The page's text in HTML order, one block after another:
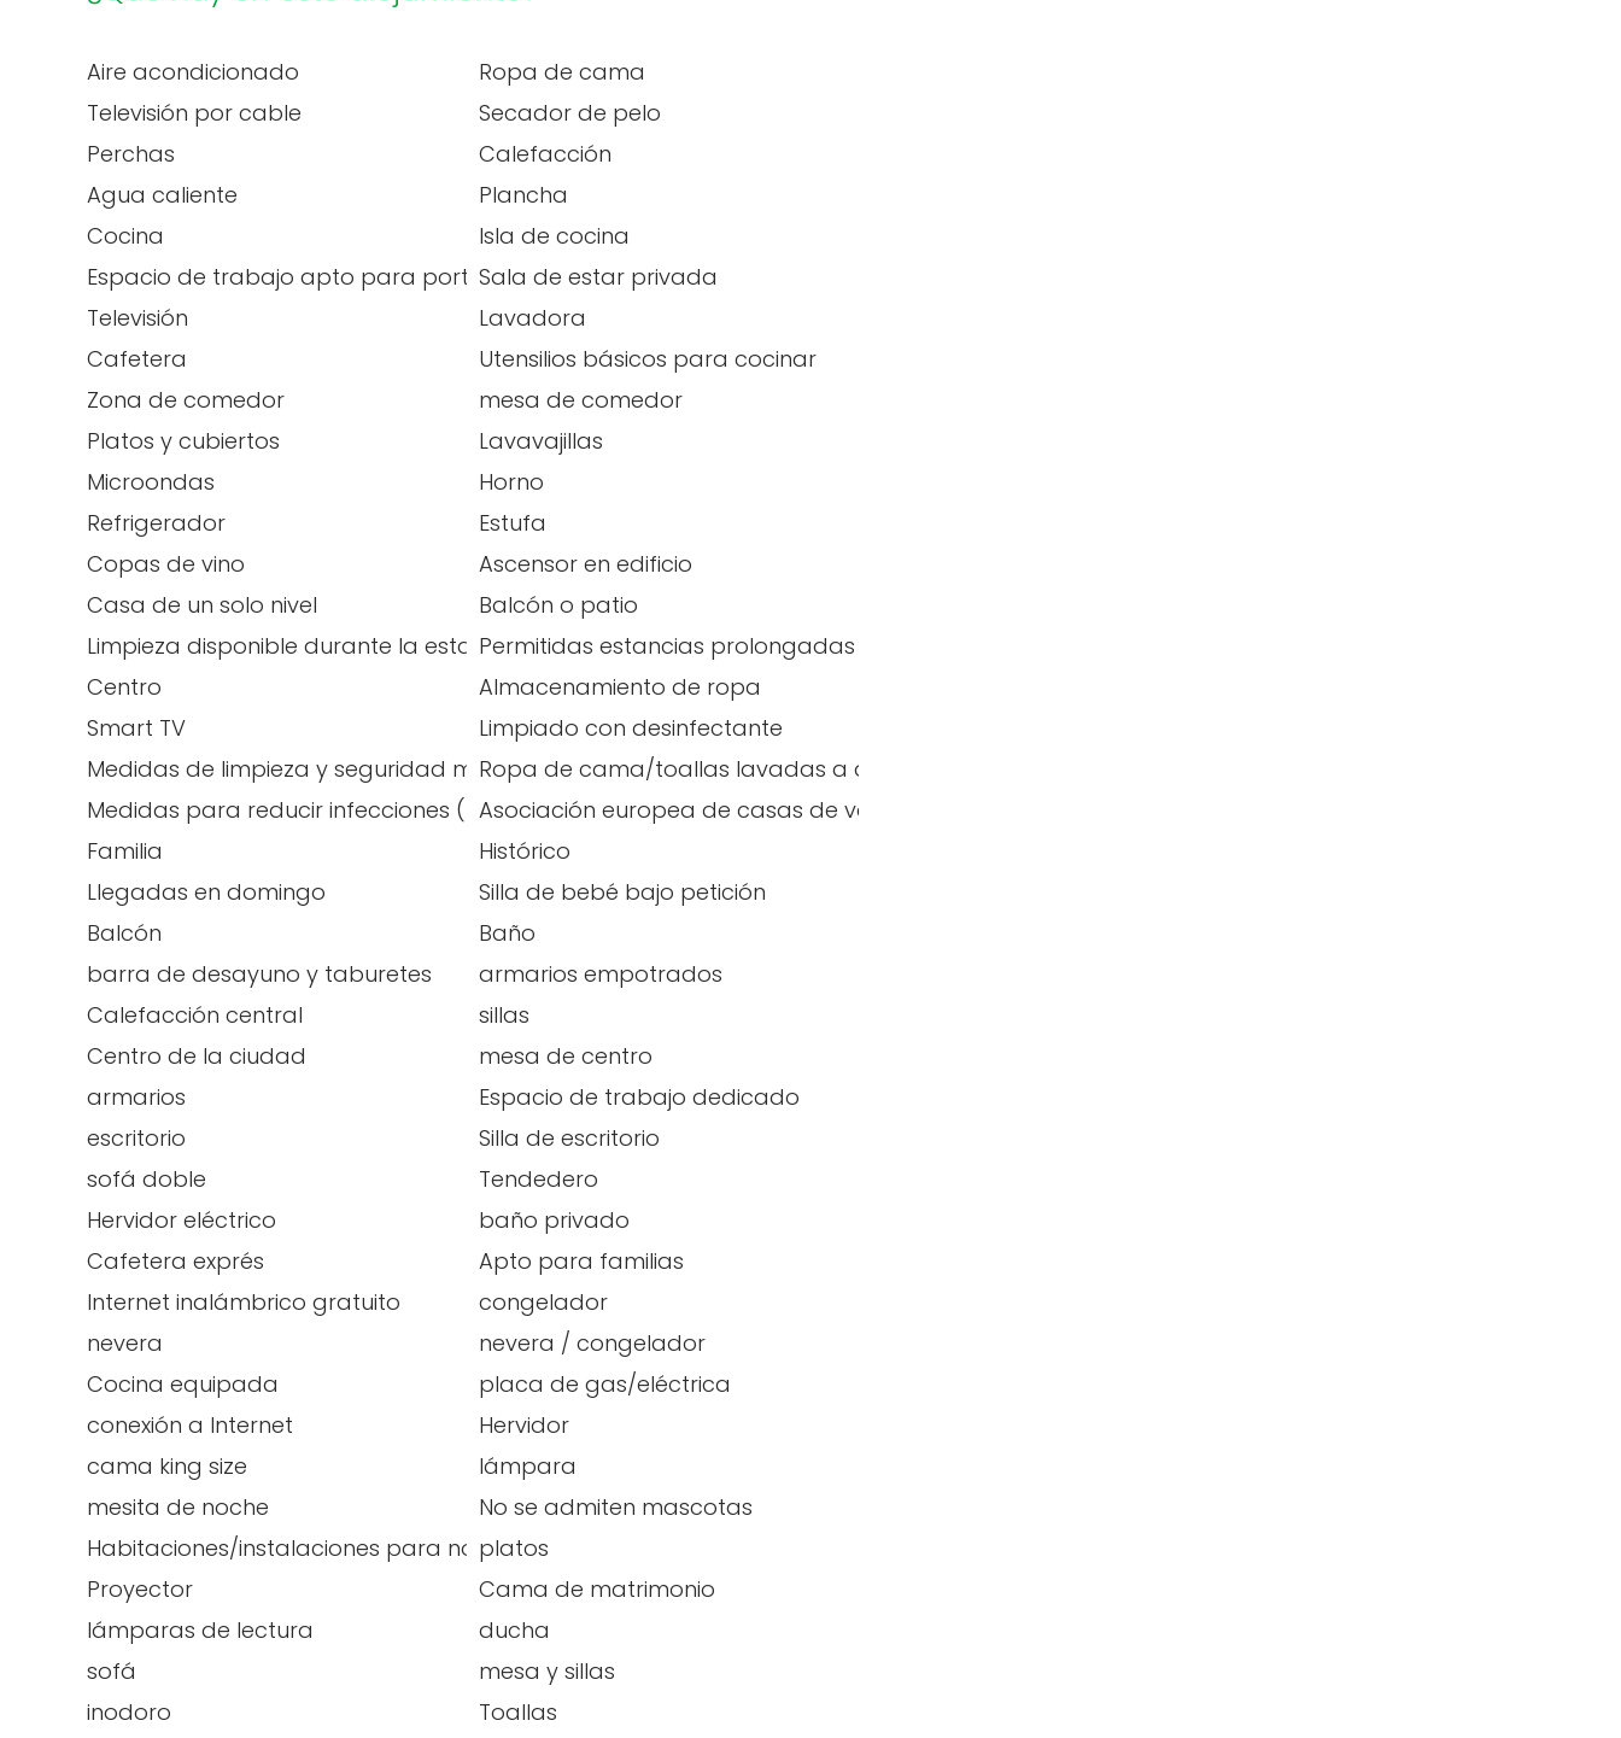
Aire acondicionado
Ropa de cama
Televisión por cable
Secador de pelo
Perchas
Calefacción
Agua caliente
Plancha
Cocina
Isla de cocina
Espacio de trabajo apto para portátilesSala de estar privada
Televisión
Lavadora
Cafetera
Utensilios básicos para cocinar
Zona de comedor
mesa de comedor
Platos y cubiertos
Lavavajillas
Microondas
Horno
Refrigerador
Estufa
Copas de vino
Ascensor en edificio
Casa de un solo nivel
Balcón o patio
Limpieza disponible durante la estanciaPermitidas estancias prolongadas
Centro
Almacenamiento de ropa
Smart TV
Limpiado con desinfectante
Medidas de limpieza y seguridad mejoradasRopa de cama/toallas lavadas a alta temperatura
Medidas para reducir infecciones (España)Asociación europea de casas de vacaciones (EHHA - Europa)
Familia
Histórico
Llegadas en domingo
Silla de bebé bajo petición
Balcón
Baño
barra de desayuno y taburetes
armarios empotrados
Calefacción central
sillas
Centro de la ciudad
mesa de centro
armarios
Espacio de trabajo dedicado
escritorio
Silla de escritorio
sofá doble
Tendedero
Hervidor eléctrico
baño privado
Cafetera exprés
Apto para familias
Internet inalámbrico gratuito
congelador
nevera
nevera / congelador
Cocina equipada
placa de gas/eléctrica
conexión a Internet
Hervidor
cama king size
lámpara
mesita de noche
No se admiten mascotas
Habitaciones/instalaciones para no fumadores
platos
Proyector
Cama de matrimonio
lámparas de lectura
ducha
sofá
mesa y sillas
inodoro
Toallas